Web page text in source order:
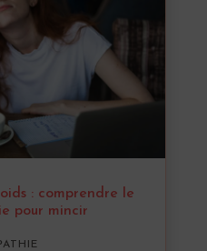
: comprendre le
pour mincir